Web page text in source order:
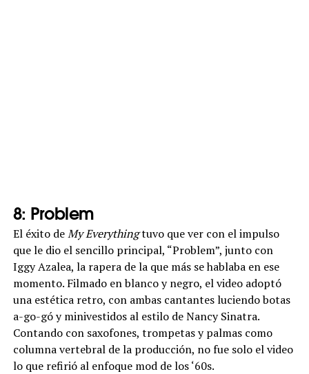
8: Problem
El éxito deMy Everythingtuvo que ver con el impulso
que le dio el sencillo principal, “Problem”, junto con
Iggy Azalea, la rapera de la que más se hablaba en ese
momento. Filmado en blanco y negro, el video adoptó
una estética retro, con ambas cantantes luciendo botas
a-go-gó y minivestidos al estilo de Nancy Sinatra.
Contando con saxofones, trompetas y palmas como
columna vertebral de la producción, no fue solo el video
lo que refirió al enfoque mod de los ‘60s.